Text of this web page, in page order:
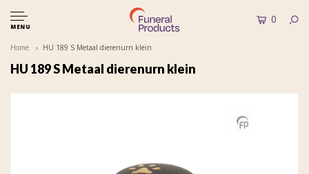
MENU
0
Home HU 189 S Metaal dierenurn klein
HU 189 S Metaal dierenurn klein